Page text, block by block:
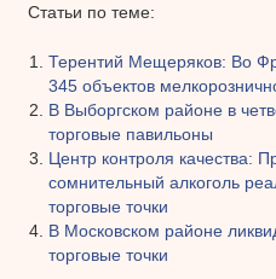
Статьи по теме:
Терентий Мещеряков: Во
345 объектов
В Выборгском районе в
торговые павильоны
Центр контроля качества:
сомнительный алкоголь
торговые точки
В Московском районе
торговые точки